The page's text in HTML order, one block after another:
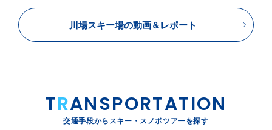
川場スキー場の動画＆レポート
TRANSPORTATION
交通手段からスキー・スノボツアーを探す